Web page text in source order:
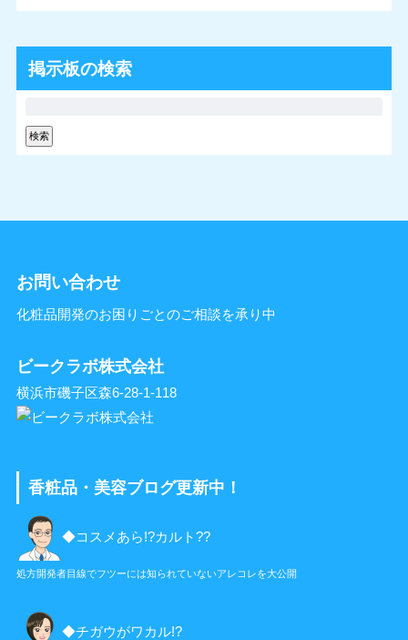
掲示板の検索
お問い合わせ
化粧品開発のお困りごとのご相談を承り中
ビークラボ株式会社
横浜市磯子区森6-28-1-118
香粧品・美容ブログ更新中！
◆コスメあら!?カルト??
処方開発者目線でフツーには知られていないアレコレを大公開
◆チガウがワカル!?